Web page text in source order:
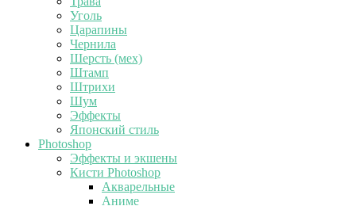
Уголь
Царапины
Чернила
Шерсть (мех)
Штамп
Штрихи
Шум
Эффекты
Японский стиль
Photoshop
Эффекты и экшены
Кисти Photoshop
Акварельные
Аниме